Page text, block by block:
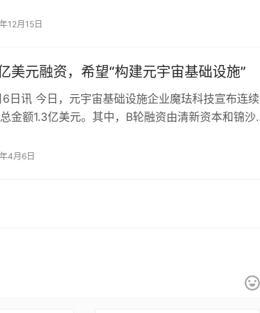
12月15日
美元融资，希望“构建元宇宙基础设施”
日讯 今日，元宇宙基础设施企业魔珐科技宣布连续
金额1.3亿美元。其中，B轮融资由清新资本和锦沙
4月6日